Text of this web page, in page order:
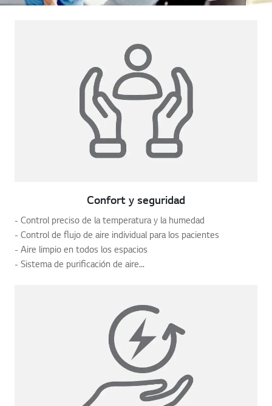
Confort y seguridad
- Control preciso de la temperatura y la humedad
- Control de flujo de aire individual para los pacientes
- Aire limpio en todos los espacios
- Sistema de purificación de aire...